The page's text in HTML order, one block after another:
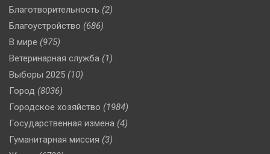
Благотворительность (2)
Благоустройство (686)
В мире (975)
Ветеринарная служба (1)
Выборы 2025 (10)
Город (8036)
Городское хозяйство (1984)
Государственная измена (4)
Гуманитарная миссия (3)